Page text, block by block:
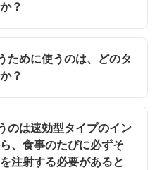
？
めに使うのは、どのタ
？
は速効型タイプのイン
、食事のたびに必ずそ
注射する必要があると